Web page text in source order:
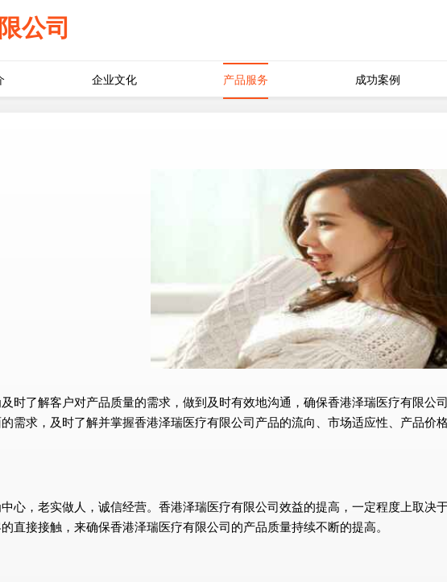
公司
企业文化 产品服务 成功案例
时了解客户对产品质量的需求，做到及时有效地沟通，确保香港泽瑞医疗有限公
需求，及时了解并掌握香港泽瑞医疗有限公司产品的流向、市场适应性、产品价
心，老实做人，诚信经营。香港泽瑞医疗有限公司效益的提高，一定程度上取决
直接接触，来确保香港泽瑞医疗有限公司的产品质量持续不断的提高。